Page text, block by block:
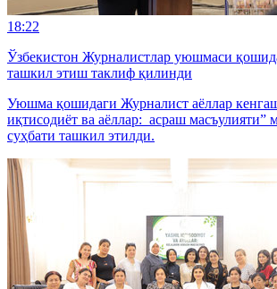
18:22
Ўзбекистон Журналистлар уюшмаси
ташкил этиш таклиф қилинди
Уюшма қошидаги Журналист аёллар
иқтисодиёт ва аёллар: асраш масъулияти”
суҳбати ташкил этилди.